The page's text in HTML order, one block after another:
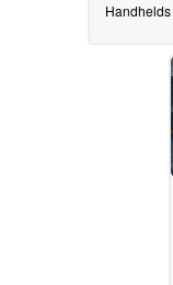
Handhelds